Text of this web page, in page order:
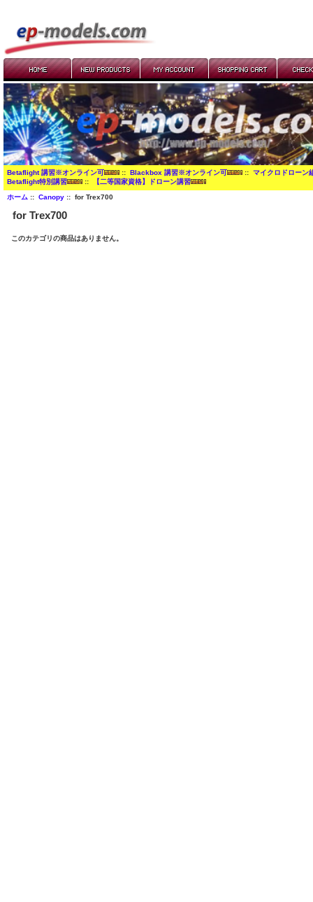
Betaflight 講習※オンライン可 :: Blackbox 講習※オンライン可 :: マイクロドローン
Betaflight特別講習
:: 【二等国家資格】ドローン講習
ホーム:: Canopy:: for Trex700
for Trex700
このカテゴリの商品はありません。